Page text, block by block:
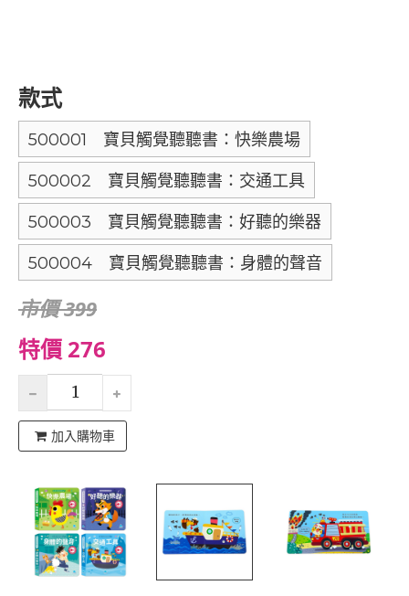
款式
500001 寶貝觸覺聽聽書：快樂農場
500002 寶貝觸覺聽聽書：交通工具
500003 寶貝觸覺聽聽書：好聽的樂器
500004 寶貝觸覺聽聽書：身體的聲音
市價 399
特價 276
加入購物車